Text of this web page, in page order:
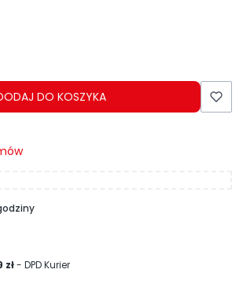
DO KOSZYKA
zł- DPD Kurier